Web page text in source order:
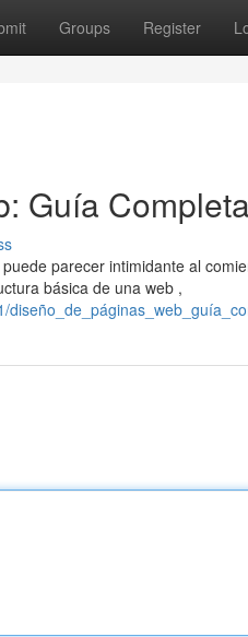
Groups Register
Guía
parecer intimidante al
básica de una web ,